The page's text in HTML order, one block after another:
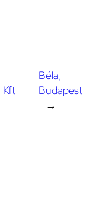
Kft
Béla,
Budapest
→